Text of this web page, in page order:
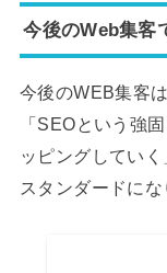
今後のWeb集客
今後のWEB集客
「SEOという強
ッピングしてい
スタンダードにな